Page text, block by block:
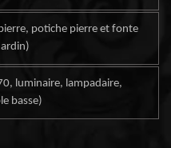
potiche pierre et fonte
luminaire, lampadaire,
basse)